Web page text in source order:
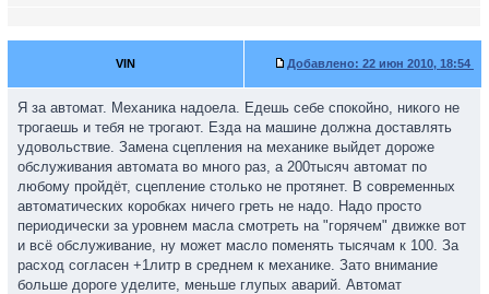
VIN Добавлено: 22 июн 2010, 18:54
Я за автомат. Механика надоела. Едешь себе спокойно, никого не
трогаешь и тебя не трогают. Езда на машине должна доставлять
удовольствие. Замена сцепления на механике выйдет дороже
обслуживания автомата во много раз, а 200тысяч автомат по
любому пройдёт, сцепление столько не протянет. В современных
автоматических коробках ничего греть не надо. Надо просто
периодически за уровнем масла смотреть на "горячем" движке вот
и всё обслуживание, ну может масло поменять тысячам к 100. За
расход согласен +1литр в среднем к механике. Зато внимание
больше дороге уделите, меньше глупых аварий. Автомат